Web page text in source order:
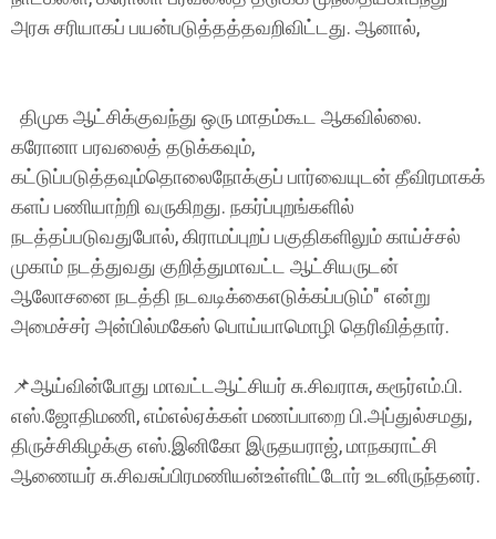
அரசு சரியாகப் பயன்படுத்தத்தவறிவிட்டது. ஆனால்,
திமுக ஆட்சிக்குவந்து ஒரு மாதம்கூட ஆகவில்லை.
கரோனா பரவலைத் தடுக்கவும்,
கட்டுப்படுத்தவும்தொலைநோக்குப் பார்வையுடன் தீவிரமாகக்
களப் பணியாற்றி வருகிறது. நகர்ப்புறங்களில்
நடத்தப்படுவதுபோல், கிராமப்புறப் பகுதிகளிலும் காய்ச்சல்
முகாம் நடத்துவது குறித்துமாவட்ட ஆட்சியருடன்
ஆலோசனை நடத்தி நடவடிக்கைஎடுக்கப்படும்" என்று
அமைச்சர் அன்பில்மகேஸ் பொய்யாமொழி தெரிவித்தார்.
📌ஆய்வின்போது மாவட்டஆட்சியர் சு.சிவராசு, கரூர்எம்.பி.
எஸ்.ஜோதிமணி, எம்எல்ஏக்கள் மணப்பாறை பி.அப்துல்சமது,
திருச்சிகிழக்கு எஸ்.இனிகோ இருதயராஜ், மாநகராட்சி
ஆணையர் சு.சிவசுப்பிரமணியன்உள்ளிட்டோர் உடனிருந்தனர்.